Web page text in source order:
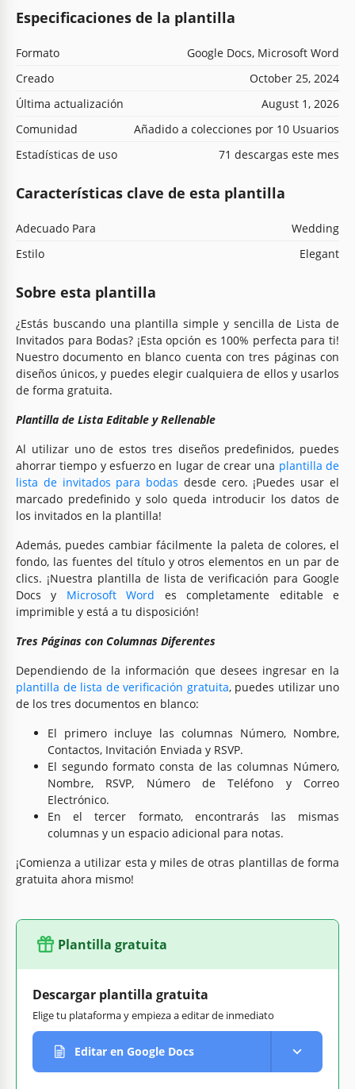
Especificaciones de la plantilla
Formato
Google Docs, Microsoft Word
Creado
October 25, 2024
Última actualización
August 1, 2026
Comunidad
Añadido a colecciones por 10 Usuarios
Estadísticas de uso
71 descargas este mes
Características clave de esta plantilla
Adecuado Para
Wedding
Estilo
Elegant
Sobre esta plantilla
¿Estás buscando una plantilla simple y sencilla de Lista de
Invitados para Bodas? ¡Esta opción es 100% perfecta para ti!
Nuestro documento en blanco cuenta con tres páginas con
diseños únicos, y puedes elegir cualquiera de ellos y usarlos
de forma gratuita.
Plantilla de Lista Editable y Rellenable
Al utilizar uno de estos tres diseños predefinidos, puedes
ahorrar tiempo y esfuerzo en lugar de crear una plantilla de
lista de invitados para bodas desde cero. ¡Puedes usar el
marcado predefinido y solo queda introducir los datos de
los invitados en la plantilla!
Además, puedes cambiar fácilmente la paleta de colores, el
fondo, las fuentes del título y otros elementos en un par de
clics. ¡Nuestra plantilla de lista de verificación para Google
Docs y Microsoft Word es completamente editable e
imprimible y está a tu disposición!
Tres Páginas con Columnas Diferentes
Dependiendo de la información que desees ingresar en la
plantilla de lista de verificación gratuita, puedes utilizar uno
de los tres documentos en blanco:
El primero incluye las columnas Número, Nombre,
Contactos, Invitación Enviada y RSVP.
El segundo formato consta de las columnas Número,
Nombre, RSVP, Número de Teléfono y Correo
Electrónico.
En el tercer formato, encontrarás las mismas
columnas y un espacio adicional para notas.
¡Comienza a utilizar esta y miles de otras plantillas de forma
gratuita ahora mismo!
Plantilla gratuita
Descargar plantilla gratuita
Elige tu plataforma y empieza a editar de inmediato
Editar en Google Docs